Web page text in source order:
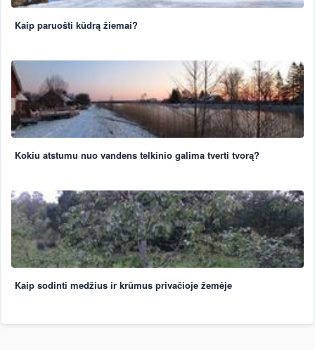
Kaip paruošti kūdrą žiemai?
Kokiu atstumu nuo vandens telkinio galima tverti tvorą?
Kaip sodinti medžius ir krūmus privačioje žemėje